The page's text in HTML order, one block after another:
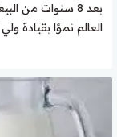
بعد 8 سنوات من
العالم نموًا بقيادة